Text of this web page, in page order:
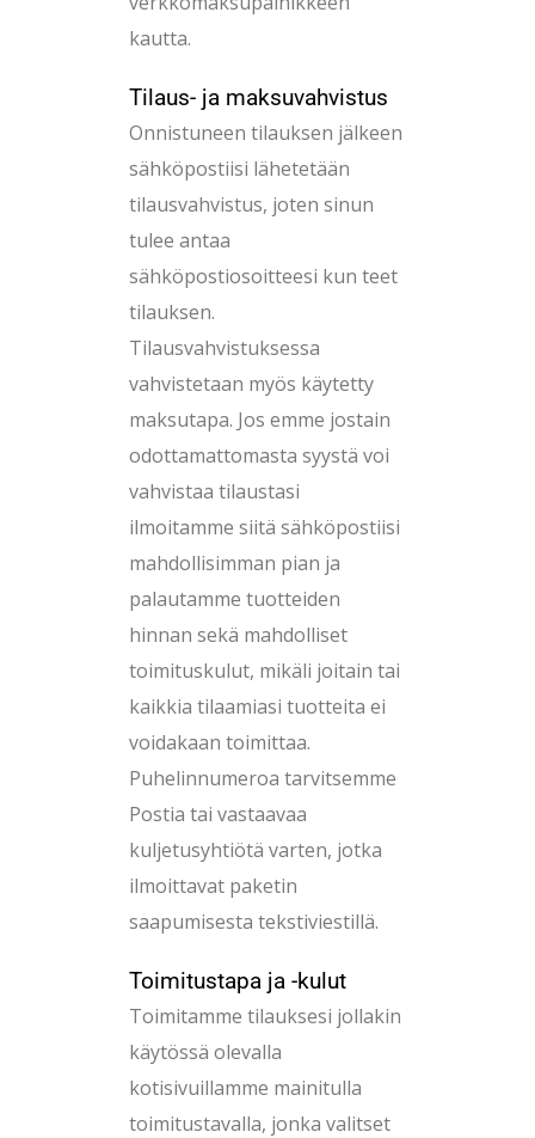
kautta.
Tilaus- ja maksuvahvistus
Onnistuneen tilauksen jälkeen
sähköpostiisi lähetetään
tilausvahvistus, joten sinun
tulee antaa
sähköpostiosoitteesi kun teet
tilauksen.
Tilausvahvistuksessa
vahvistetaan myös käytetty
maksutapa. Jos emme jostain
odottamattomasta syystä voi
vahvistaa tilaustasi
ilmoitamme siitä sähköpostiisi
mahdollisimman pian ja
palautamme tuotteiden
hinnan sekä mahdolliset
toimituskulut, mikäli joitain tai
kaikkia tilaamiasi tuotteita ei
voidakaan toimittaa.
Puhelinnumeroa tarvitsemme
Postia tai vastaavaa
kuljetusyhtiötä varten, jotka
ilmoittavat paketin
saapumisesta tekstiviestillä.
Toimitustapa ja -kulut
Toimitamme tilauksesi jollakin
käytössä olevalla
kotisivuillamme mainitulla
toimitustavalla, jonka valitset